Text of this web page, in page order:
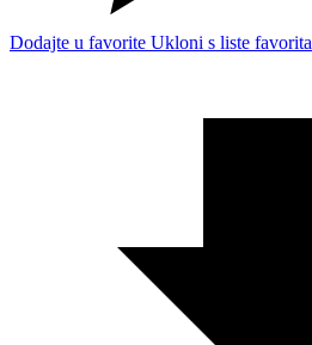
Dodajte u favorite Ukloni s liste favorita